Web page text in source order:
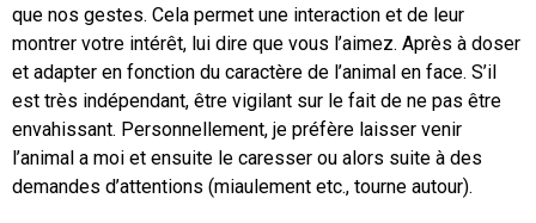
que nos gestes. Cela permet une interaction et de leur
montrer votre intérêt, lui dire que vous l’aimez. Après à doser
et adapter en fonction du caractère de l’animal en face. S’il
est très indépendant, être vigilant sur le fait de ne pas être
envahissant. Personnellement, je préfère laisser venir
l’animal a moi et ensuite le caresser ou alors suite à des
demandes d’attentions (miaulement etc., tourne autour).